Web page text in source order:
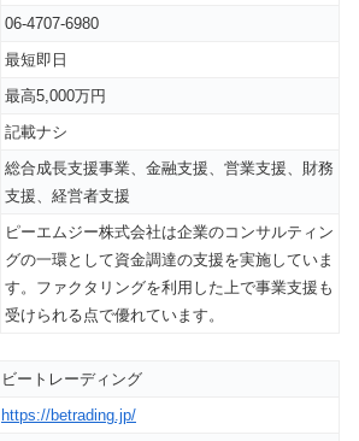
06-4707-6980
最短即日
最高5,000万円
記載ナシ
総合成長支援事業、金融支援、営業支援、財務
支援、経営者支援
ピーエムジー株式会社は企業のコンサルティン
グの一環として資金調達の支援を実施していま
す。ファクタリングを利用した上で事業支援も
受けられる点で優れています。
ビートレーディング
https://betrading.jp/